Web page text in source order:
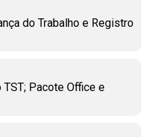
do Trabalho e Registro
Pacote Office e